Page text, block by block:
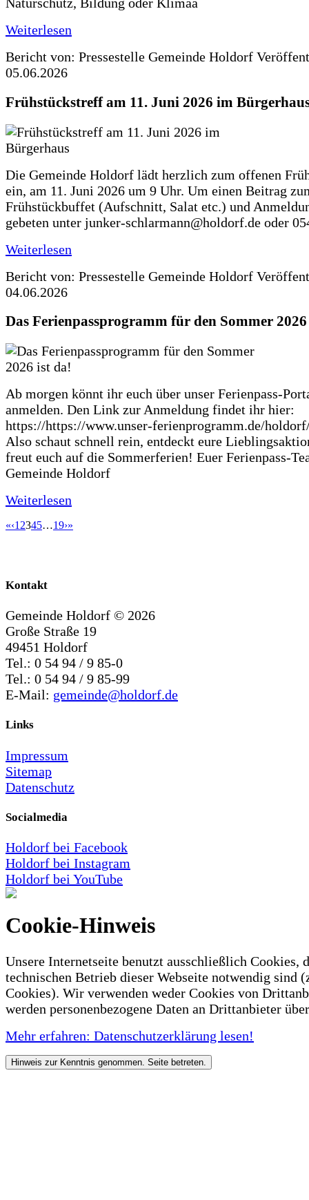
Weiterlesen
Bericht von: Pressestelle Gemeinde Holdorf
05.06.2026
Frühstückstreff am 11. Juni 2026 im
Die Gemeinde Holdorf lädt herzlich zum offenen
ein, am 11. Juni 2026 um 9 Uhr. Um einen Beitrag
Frühstückbuffet (Aufschnitt, Salat etc.) und
gebeten unter junker-schlarmann@holdorf.de oder
Weiterlesen
Bericht von: Pressestelle Gemeinde Holdorf
04.06.2026
Das Ferienpassprogramm für den Sommer
Ab morgen könnt ihr euch über unser Ferienpass-
anmelden. Den Link zur Anmeldung findet ihr hier:
https://https://www.unser-ferienprogramm.de/
Also schaut schnell rein, entdeckt eure
freut euch auf die Sommerferien! Euer Ferienpass-
Gemeinde Holdorf
Weiterlesen
«‹1 2345…19›»
Kontakt
Gemeinde Holdorf © 2026
Große Straße 19
49451 Holdorf
Tel.: 0 54 94 / 9 85-0
Tel.: 0 54 94 / 9 85-99
E-Mail: gemeinde@holdorf.de
Links
Impressum
Sitemap
Datenschutz
Socialmedia
Holdorf bei Facebook
Holdorf bei Instagram
Holdorf bei YouTube
Cookie-Hinweis
Unsere Internetseite benutzt ausschließlich Cookies,
technischen Betrieb dieser Webseite notwendig sind
Cookies). Wir verwenden weder Cookies von
werden personenbezogene Daten an Drittanbieter
Mehr erfahren: Datenschutzerklärung lesen!
Hinweis zur Kenntnis genommen. Seite betreten.